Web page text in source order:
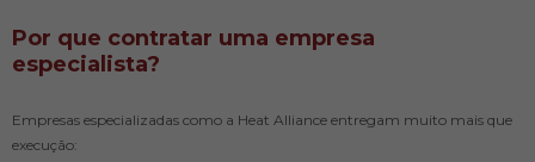
Por que contratar uma empresa
especialista?
Empresas especializadas como a Heat Alliance entregam muito mais que
execução: